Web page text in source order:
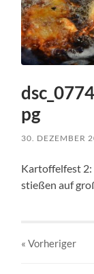
pg
30. DEZEMBER
Kartoffelfest 2:
stießen auf
« Vorheriger